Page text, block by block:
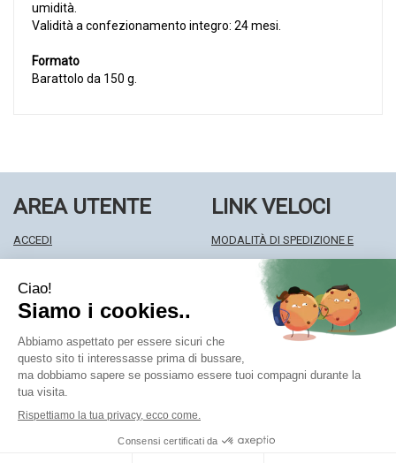
umidità.
Validità a confezionamento integro: 24 mesi.
Formato
Barattolo da 150 g.
AREA UTENTE
ACCEDI
WISHLIST
ISCRIZIONE ALLA NEWSLETTER
LINK VELOCI
MODALITÀ DI SPEDIZIONE E
MODALITÀ DI PAGAMENTO
INFORMATIVA PRIVACY
CONDIZIONI DI VENDITA
Farmacia Centrale Srl
Numero R.E.A.: CO327309